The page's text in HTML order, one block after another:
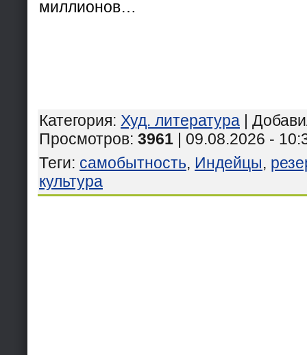
миллионов…
Категория: Худ. литература |
Просмотров: 3961 | 09.08.2026 -
Теги: самобытность, Индейцы,
культура